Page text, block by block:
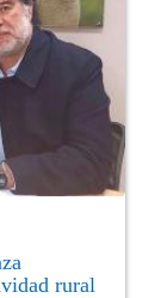
rural